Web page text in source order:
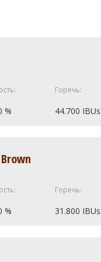
Горечь:
% 44.700 IBUs
Горечь:
% 31.800 IBUs